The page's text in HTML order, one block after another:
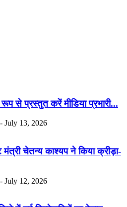
से प्रस्तुत करें मीडिया प्रभारी...
- July 13, 2026
मंत्री चेतन्य काश्यप ने किया क्रीड़ा-
- July 12, 2026